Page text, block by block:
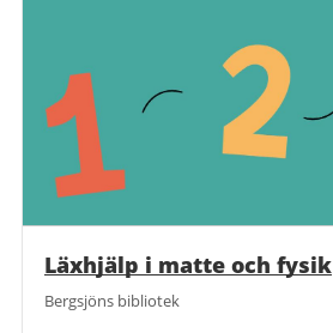
Läxhjälp i matte och fysik
Bergsjöns bibliotek